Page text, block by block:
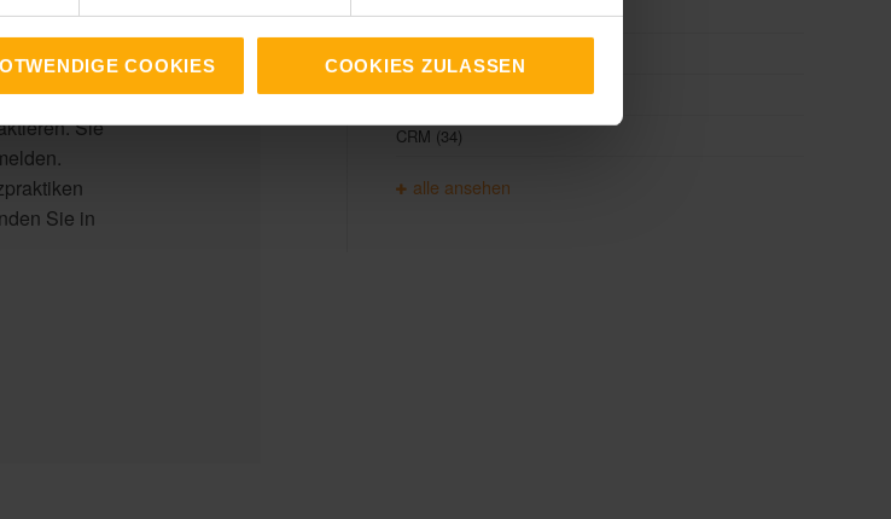
COOKIES COOKIES ZULASSEN
in
bei ihrer
und sie
Sie
Sie in
E-Mail-Marketing(40)
HubSpot CRM(40)
Workflows(35)
CRM (34)
alle ansehen